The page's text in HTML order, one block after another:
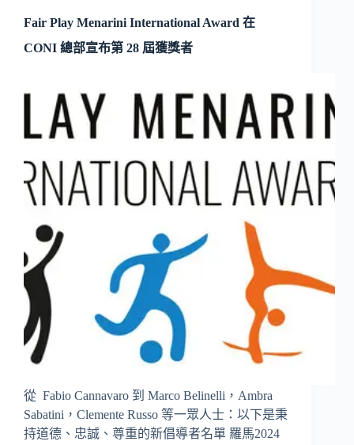
Fair Play Menarini International Award 在
CONI 總部宣布第 28 屆獲獎者
從 Fabio Cannavaro 到 Marco Belinelli，Ambra
Sabatini，Clemente Russo 等一眾人士：以下是秉
持道德、忠誠、尊重的新倡導者名單 羅馬2024